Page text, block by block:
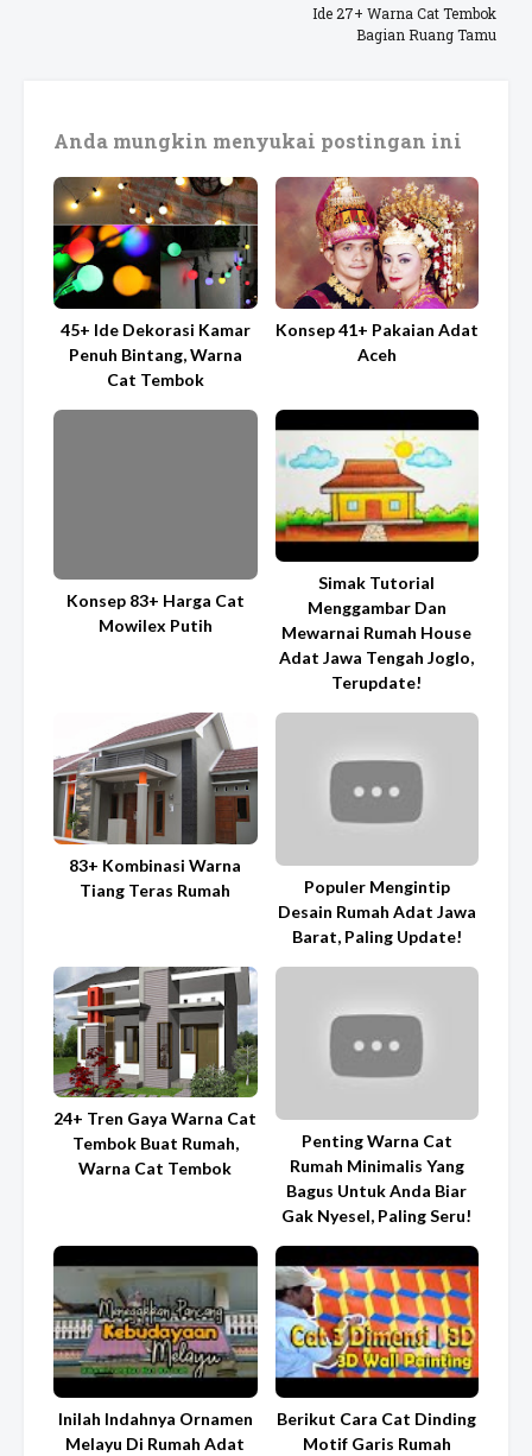
Ide 27+ Warna Cat Tembok
Bagian Ruang Tamu
Anda mungkin menyukai postingan ini
45+ Ide Dekorasi Kamar
Penuh Bintang, Warna
Cat Tembok
Konsep 41+ Pakaian Adat
Aceh
Konsep 83+ Harga Cat
Mowilex Putih
Simak Tutorial
Menggambar Dan
Mewarnai Rumah House
Adat Jawa Tengah Joglo,
Terupdate!
83+ Kombinasi Warna
Tiang Teras Rumah
Populer Mengintip
Desain Rumah Adat Jawa
Barat, Paling Update!
24+ Tren Gaya Warna Cat
Tembok Buat Rumah,
Warna Cat Tembok
Penting Warna Cat
Rumah Minimalis Yang
Bagus Untuk Anda Biar
Gak Nyesel, Paling Seru!
Inilah Indahnya Ornamen
Melayu Di Rumah Adat
Berikut Cara Cat Dinding
Motif Garis Rumah